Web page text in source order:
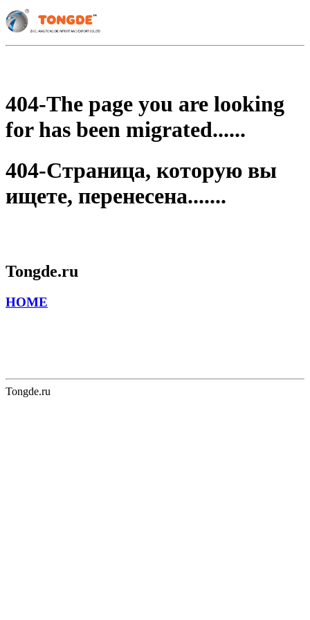
404-The page you are looking
for has been migrated......
404-Страница, которую вы
ищете, перенесена.......
Tongde.ru
HOME
Tongde.ru